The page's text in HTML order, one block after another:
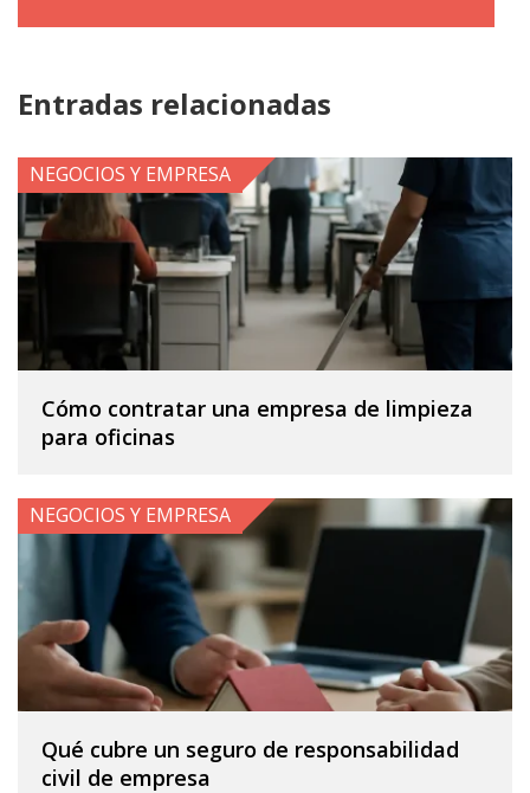
Entradas relacionadas
Cómo contratar una empresa de limpieza
para oficinas
NEGOCIOS Y EMPRESA
Qué cubre un seguro de responsabilidad
civil de empresa
NEGOCIOS Y EMPRESA